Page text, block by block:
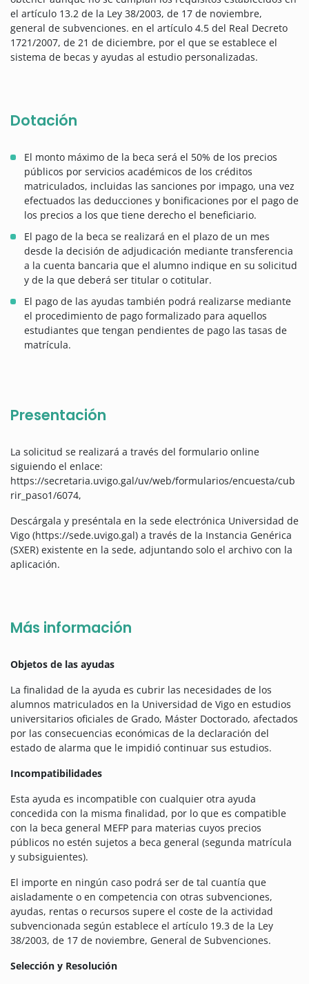
el artículo 13.2 de la Ley 38/2003, de 17 de noviembre,
general de subvenciones. en el artículo 4.5 del Real Decreto
1721/2007, de 21 de diciembre, por el que se establece el
sistema de becas y ayudas al estudio personalizadas.
Dotación
El monto máximo de la beca será el 50% de los precios
públicos por servicios académicos de los créditos
matriculados, incluidas las sanciones por impago, una vez
efectuados las deducciones y bonificaciones por el pago de
los precios a los que tiene derecho el beneficiario.
El pago de la beca se realizará en el plazo de un mes
desde la decisión de adjudicación mediante transferencia
a la cuenta bancaria que el alumno indique en su solicitud
y de la que deberá ser titular o cotitular.
El pago de las ayudas también podrá realizarse mediante
el procedimiento de pago formalizado para aquellos
estudiantes que tengan pendientes de pago las tasas de
matrícula.
Presentación
La solicitud se realizará a través del formulario online
siguiendo el enlace:
https://secretaria.uvigo.gal/uv/web/formularios/encuesta/cub
rir_paso1/6074,
Descárgala y preséntala en la sede electrónica Universidad de
Vigo (https://sede.uvigo.gal) a través de la Instancia Genérica
(SXER) existente en la sede, adjuntando solo el archivo con la
aplicación.
Más información
Objetos de las ayudas
La finalidad de la ayuda es cubrir las necesidades de los
alumnos matriculados en la Universidad de Vigo en estudios
universitarios oficiales de Grado, Máster Doctorado, afectados
por las consecuencias económicas de la declaración del
estado de alarma que le impidió continuar sus estudios.
Incompatibilidades
Esta ayuda es incompatible con cualquier otra ayuda
concedida con la misma finalidad, por lo que es compatible
con la beca general MEFP para materias cuyos precios
públicos no estén sujetos a beca general (segunda matrícula
y subsiguientes).
El importe en ningún caso podrá ser de tal cuantía que
aisladamente o en competencia con otras subvenciones,
ayudas, rentas o recursos supere el coste de la actividad
subvencionada según establece el artículo 19.3 de la Ley
38/2003, de 17 de noviembre, General de Subvenciones.
Selección y Resolución